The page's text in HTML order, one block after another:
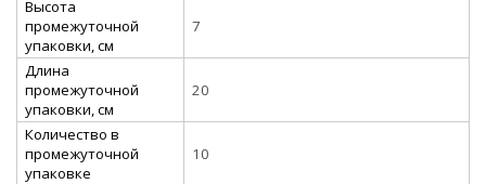
Высота
промежуточной
упаковки, см
7
Длина
промежуточной
упаковки, см
20
Количество в
промежуточной
упаковке
10